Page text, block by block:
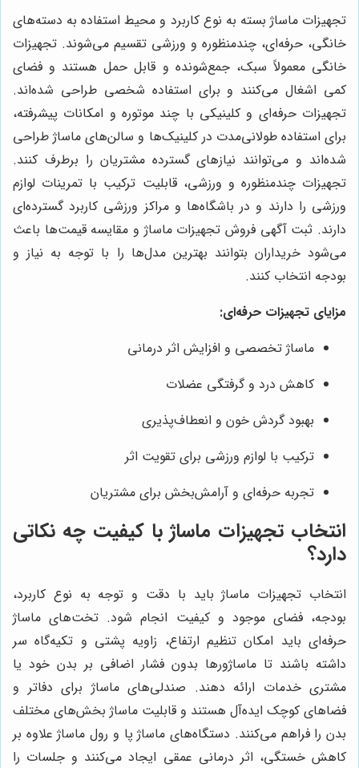
تجهیزات ماساژ بسته به نوع کاربرد و محیط استفاده به دسته‌های
خانگی، حرفه‌ای، چندمنظوره و ورزشی تقسیم می‌شوند. تجهیزات
خانگی معمولاً سبک، جمع‌شونده و قابل حمل هستند و فضای
کمی اشغال می‌کنند و برای استفاده شخصی طراحی شده‌اند.
تجهیزات حرفه‌ای و کلینیکی با چند موتوره و امکانات پیشرفته،
برای استفاده طولانی‌مدت در کلینیک‌ها و سالن‌های ماساژ طراحی
شده‌اند و می‌توانند نیازهای گسترده مشتریان را برطرف کنند.
تجهیزات چندمنظوره و ورزشی، قابلیت ترکیب با تمرینات لوازم
ورزشی را دارند و در باشگاه‌ها و مراکز ورزشی کاربرد گسترده‌ای
دارند. ثبت آگهی فروش تجهیزات ماساژ و مقایسه قیمت‌ها باعث
می‌شود خریداران بتوانند بهترین مدل‌ها را با توجه به نیاز و
بودجه انتخاب کنند.
مزایای تجهیزات حرفه‌ای:
ماساژ تخصصی و افزایش اثر درمانی
کاهش درد و گرفتگی عضلات
بهبود گردش خون و انعطاف‌پذیری
ترکیب با لوازم ورزشی برای تقویت اثر
تجربه حرفه‌ای و آرامش‌بخش برای مشتریان
انتخاب تجهیزات ماساژ با کیفیت چه نکاتی
دارد؟
انتخاب تجهیزات ماساژ باید با دقت و توجه به نوع کاربرد،
بودجه، فضای موجود و کیفیت انجام شود. تخت‌های ماساژ
حرفه‌ای باید امکان تنظیم ارتفاع، زاویه پشتی و تکیه‌گاه سر
داشته باشند تا ماساژورها بدون فشار اضافی بر بدن خود یا
مشتری خدمات ارائه دهند. صندلی‌های ماساژ برای دفاتر و
فضاهای کوچک ایده‌آل هستند و قابلیت ماساژ بخش‌های مختلف
بدن را فراهم می‌کنند. دستگاه‌های ماساژ پا و رول ماساژ علاوه بر
کاهش خستگی، اثر درمانی عمقی ایجاد می‌کنند و جلسات را